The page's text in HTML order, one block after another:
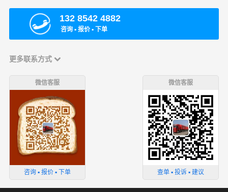
132 8542 4882
咨询 ▪ 报价 ▪ 下单
更多联系方式
微信客服
咨询 ▪ 报价 ▪ 下单
微信客服
查单 ▪ 投诉 ▪ 建议